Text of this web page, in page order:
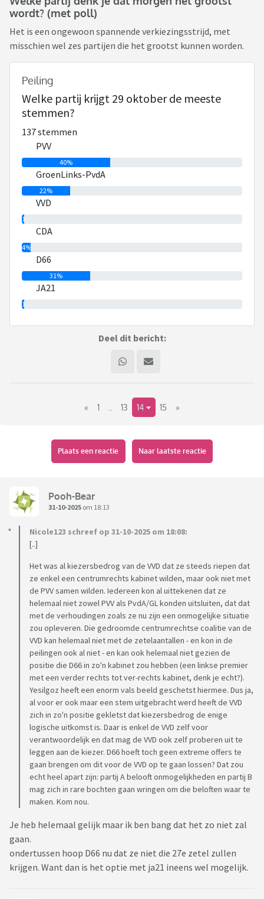
wordt? (met poll)
Het is een ongewoon spannende verkiezingsstrijd, met
misschien wel zes partijen die het grootst kunnen worden.
Peiling
Welke partij krijgt 29 oktober de meeste
stemmen?
137 stemmen
PVV
40%
GroenLinks-PvdA
22%
VVD
1%
CDA
4%
D66
31%
JA21
1%
Deel dit bericht:
« 1 13 14 15 »
Plaats een reactie Naar laatste reactie
Pooh-Bear
31-10-2025 om 18:13
Nicole123 schreef op 31-10-2025 om 18:08:
[..]
Het was al kiezersbedrog van de VVD dat ze steeds riepen dat
ze enkel een centrumrechts kabinet wilden, maar ook niet met
de PVV samen wilden. Iedereen kon al uittekenen dat ze
helemaal niet zowel PVV als PvdA/GL konden uitsluiten, dat dat
met de verhoudingen zoals ze nu zijn een onmogelijke situatie
zou opleveren. Die gedroomde centrumrechtse coalitie van de
VVD kan helemaal niet met de zetelaantallen - en kon in de
peilingen ook al niet - en kan ook helemaal niet gezien de
positie die D66 in zo'n kabinet zou hebben (een linkse premier
met een verder rechts tot ver-rechts kabinet, denk je echt?).
Yesilgoz heeft een enorm vals beeld geschetst hiermee. Dus ja,
al voor er ook maar een stem uitgebracht werd heeft de VVD
zich in zo'n positie gekletst dat kiezersbedrog de enige
logische uitkomst is. Daar is enkel de VVD zelf voor
verantwoordelijk en dat mag de VVD ook zelf proberen uit te
leggen aan de kiezer. D66 hoeft toch geen extreme offers te
gaan brengen om dit voor de VVD op te gaan lossen? Dat zou
echt heel apart zijn: partij A belooft onmogelijkheden en partij B
mag zich in rare bochten gaan wringen om die beloften waar te
maken. Kom nou.
Je heb helemaal gelijk maar ik ben bang dat het zo niet zal
gaan.
ondertussen hoop D66 nu dat ze niet die 27e zetel zullen
krijgen. Want dan is het optie met ja21 ineens wel mogelijk.